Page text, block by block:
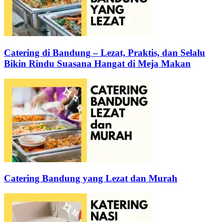
Catering di Bandung – Lezat, Praktis, dan Selalu
Bikin Rindu Suasana Hangat di Meja Makan
Catering Bandung yang Lezat dan Murah